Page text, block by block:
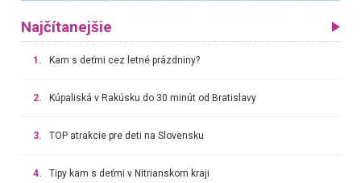
Najčítanejšie
1. Kam s deťmi cez letné prázdniny?
2. Kúpaliská v Rakúsku do 30 minút od Bratislavy
3. TOP atrakcie pre deti na Slovensku
4. Tipy kam s deťmi v Nitrianskom kraji